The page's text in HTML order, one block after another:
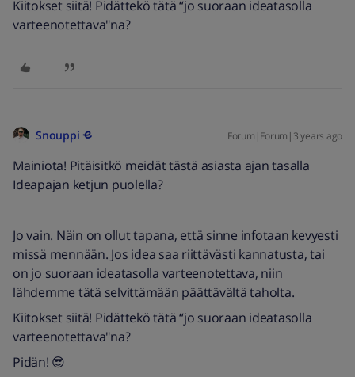
Kiitokset siitä! Pidättekö tätä “jo suoraan ideatasolla
varteenotettava"na?
Snouppi Forum|Forum|3 years ago
Mainiota! Pitäisitkö meidät tästä asiasta ajan tasalla
Ideapajan ketjun puolella?
Jo vain. Näin on ollut tapana, että sinne infotaan kevyesti
missä mennään. Jos idea saa riittävästi kannatusta, tai
on jo suoraan ideatasolla varteenotettava, niin
lähdemme tätä selvittämään päättävältä taholta.
Kiitokset siitä! Pidättekö tätä “jo suoraan ideatasolla
varteenotettava"na?
Pidän! 😎